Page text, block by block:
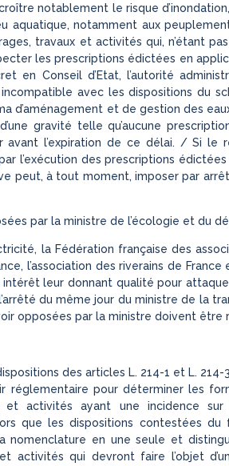
notablement le risque
aquatique, notamment aux
travaux et activités qui, n’étant
les prescriptions édictées en
en Conseil d’Etat, l’autorité
avec les dispositions du
d’aménagement et de gestion des
gravité telle qu’aucune
avant l’expiration de ce délai. / Si le
par l’exécution des prescriptions
peut, à tout moment, imposer par
par la ministre de l’écologie et du
la Fédération française des
l’association des riverains de France
intérêt leur donnant qualité pour
du même jour du ministre de la
opposées par la ministre doivent être
des articles L. 214-1 et L.
réglementaire pour déterminer les
et activités ayant une incidence
que les dispositions contestées
nomenclature en une seule et
activités qui devront faire l’objet